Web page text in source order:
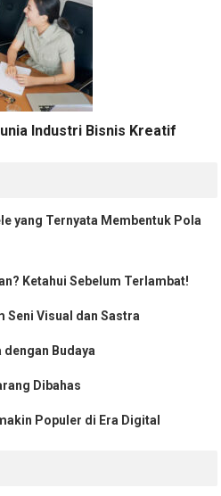
Industri Bisnis Kreatif
yang Ternyata Membentuk Pola
Ketahui Sebelum Terlambat!
Seni Visual dan Sastra
dengan Budaya
Dibahas
Populer di Era Digital